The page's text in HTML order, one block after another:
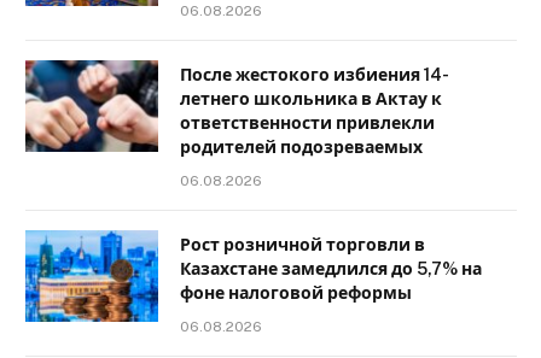
06.08.2026
После жестокого избиения 14-
летнего школьника в Актау к
ответственности привлекли
родителей подозреваемых
06.08.2026
Рост розничной торговли в
Казахстане замедлился до 5,7% на
фоне налоговой реформы
06.08.2026